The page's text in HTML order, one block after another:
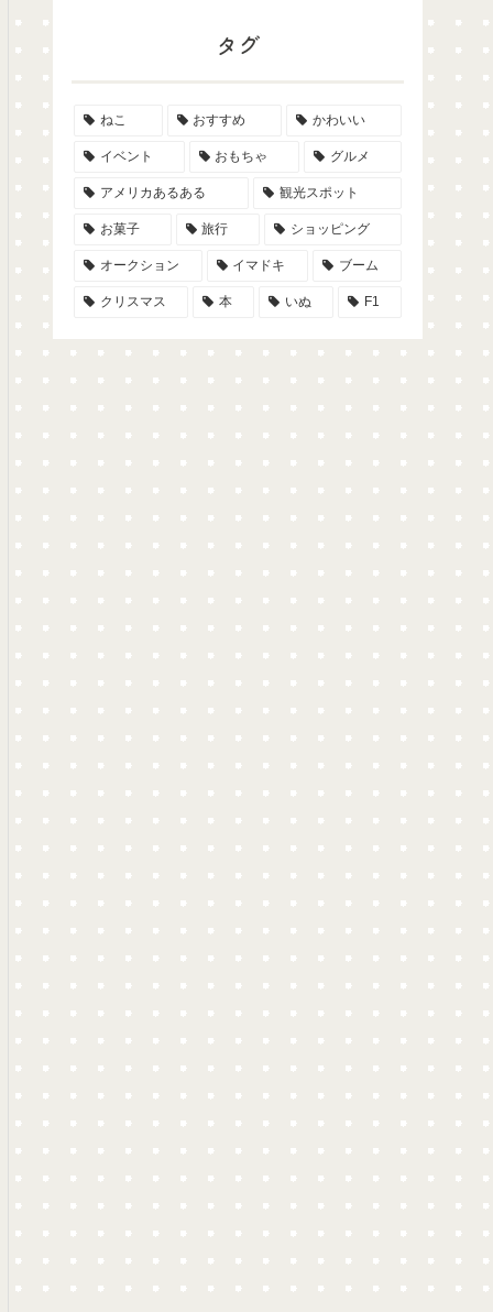
タグ
ねこ おすすめ かわいい
イベント おもちゃ グルメ
アメリカあるある 観光スポット
お菓子 旅行 ショッピング
オークション イマドキ ブーム
クリスマス 本 いぬ F1